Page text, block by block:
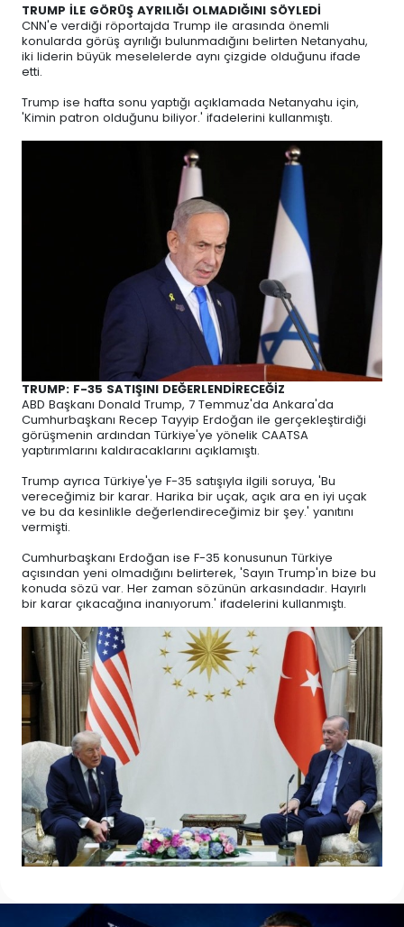
TRUMP İLE GÖRÜŞ AYRILIĞI OLMADIĞINI SÖYLEDİ
CNN'e verdiği röportajda Trump ile arasında önemli
konularda görüş ayrılığı bulunmadığını belirten Netanyahu,
iki liderin büyük meselelerde aynı çizgide olduğunu ifade
etti.
Trump ise hafta sonu yaptığı açıklamada Netanyahu için,
'Kimin patron olduğunu biliyor.' ifadelerini kullanmıştı.
TRUMP: F-35 SATIŞINI DEĞERLENDİRECEĞİZ
ABD Başkanı Donald Trump, 7 Temmuz'da Ankara'da
Cumhurbaşkanı Recep Tayyip Erdoğan ile gerçekleştirdiği
görüşmenin ardından Türkiye'ye yönelik CAATSA
yaptırımlarını kaldıracaklarını açıklamıştı.
Trump ayrıca Türkiye'ye F-35 satışıyla ilgili soruya, 'Bu
vereceğimiz bir karar. Harika bir uçak, açık ara en iyi uçak
ve bu da kesinlikle değerlendireceğimiz bir şey.' yanıtını
vermişti.
Cumhurbaşkanı Erdoğan ise F-35 konusunun Türkiye
açısından yeni olmadığını belirterek, 'Sayın Trump'ın bize bu
konuda sözü var. Her zaman sözünün arkasındadır. Hayırlı
bir karar çıkacağına inanıyorum.' ifadelerini kullanmıştı.